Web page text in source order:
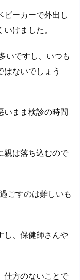
ビーカーで外出し
けました。
いですし、いつも
ないでしょう
いまま検診の時間
親は落ち込むので
ごすのは難しいも
し、保健師さんや
仕方のないことで